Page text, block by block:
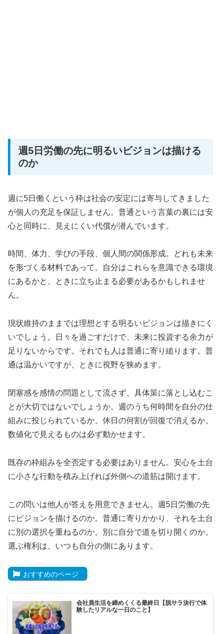
週5日労働の先に明るいビジョンは描ける
のか
週に5日働くという枠は社会の安定には寄与してきました
が個人の充足を保証しません。普通という言葉の裏には安
心と同時に、見えにくい代償が潜んでいます。
時間、体力、学びの手段、個人間の関係形成。どれも未来
を形づくる材料であって、自分はこれらを意識できる環境
にあるかと、ときに立ち止まる必要があるかもしれませ
ん。
現状維持のままでは理想とする明るいビジョンは描きにく
いでしょう。日々を過ごすだけで、未来に投資する余力が
足りないからです。それでも人は普通に寄り縋ります。普
通は温かいですが、ときに視野を狭めます。
閉塞感を感情の問題として流さず、具体策に落とし込むこ
とが大切ではないでしょうか。週のうち何時間を自分の仕
組みに投じられているか。休日の何割が回復で消えるか。
数値化で見えるものは必ず動かせます。
既存の枠組みを全否定する必要はありません。安心を土台
に小さな行動を積み上げれば外側への道筋は開けます。
この問いは他人が答えを用意できません。週5日労働の先
にビジョンを描けるのか。普通に寄りかかり、それを土台
に別の選択を重ねるのか。別に自分で道を切り開くのか。
選ぶ権利は、いつも自分の側にあります。
おすすめのページ
会社員生活を締めくくる最終日【脱サラ決行で体
験したリアルな一日のこと】